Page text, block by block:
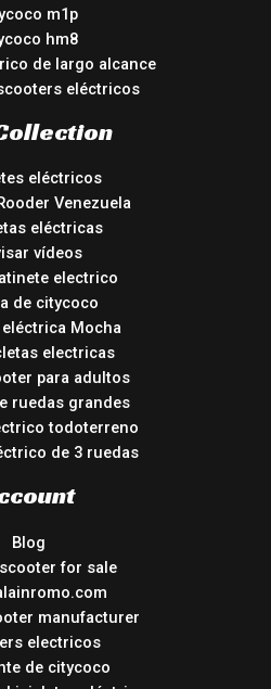
m1p
hm8
de largo alcance
eléctricos
eléctricos
Venezuela
eléctricas
vídeos
electrico
de citycoco
Mocha
electricas
para adultos
ruedas grandes
todoterreno
de 3 ruedas
Blog
for sale
manufacturer
electricos
de citycoco